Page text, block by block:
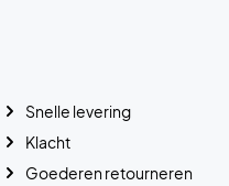
Snelle levering
Klacht
Goederen retourneren